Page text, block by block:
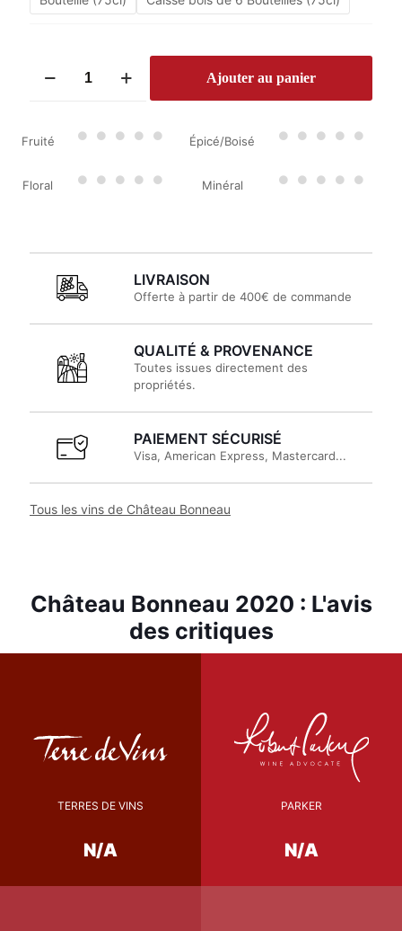
Ajouter au panier
Fruité Épicé/Boisé
Floral Minéral
LIVRAISON
Offerte à partir de 400€ de commande
QUALITÉ & PROVENANCE
Toutes issues directement des
propriétés.
PAIEMENT SÉCURISÉ
Visa, American Express, Mastercard...
Tous les vins de Château Bonneau
Château Bonneau 2020 : L'avis
des critiques
TERRES DE VINS
N/A
PARKER
N/A